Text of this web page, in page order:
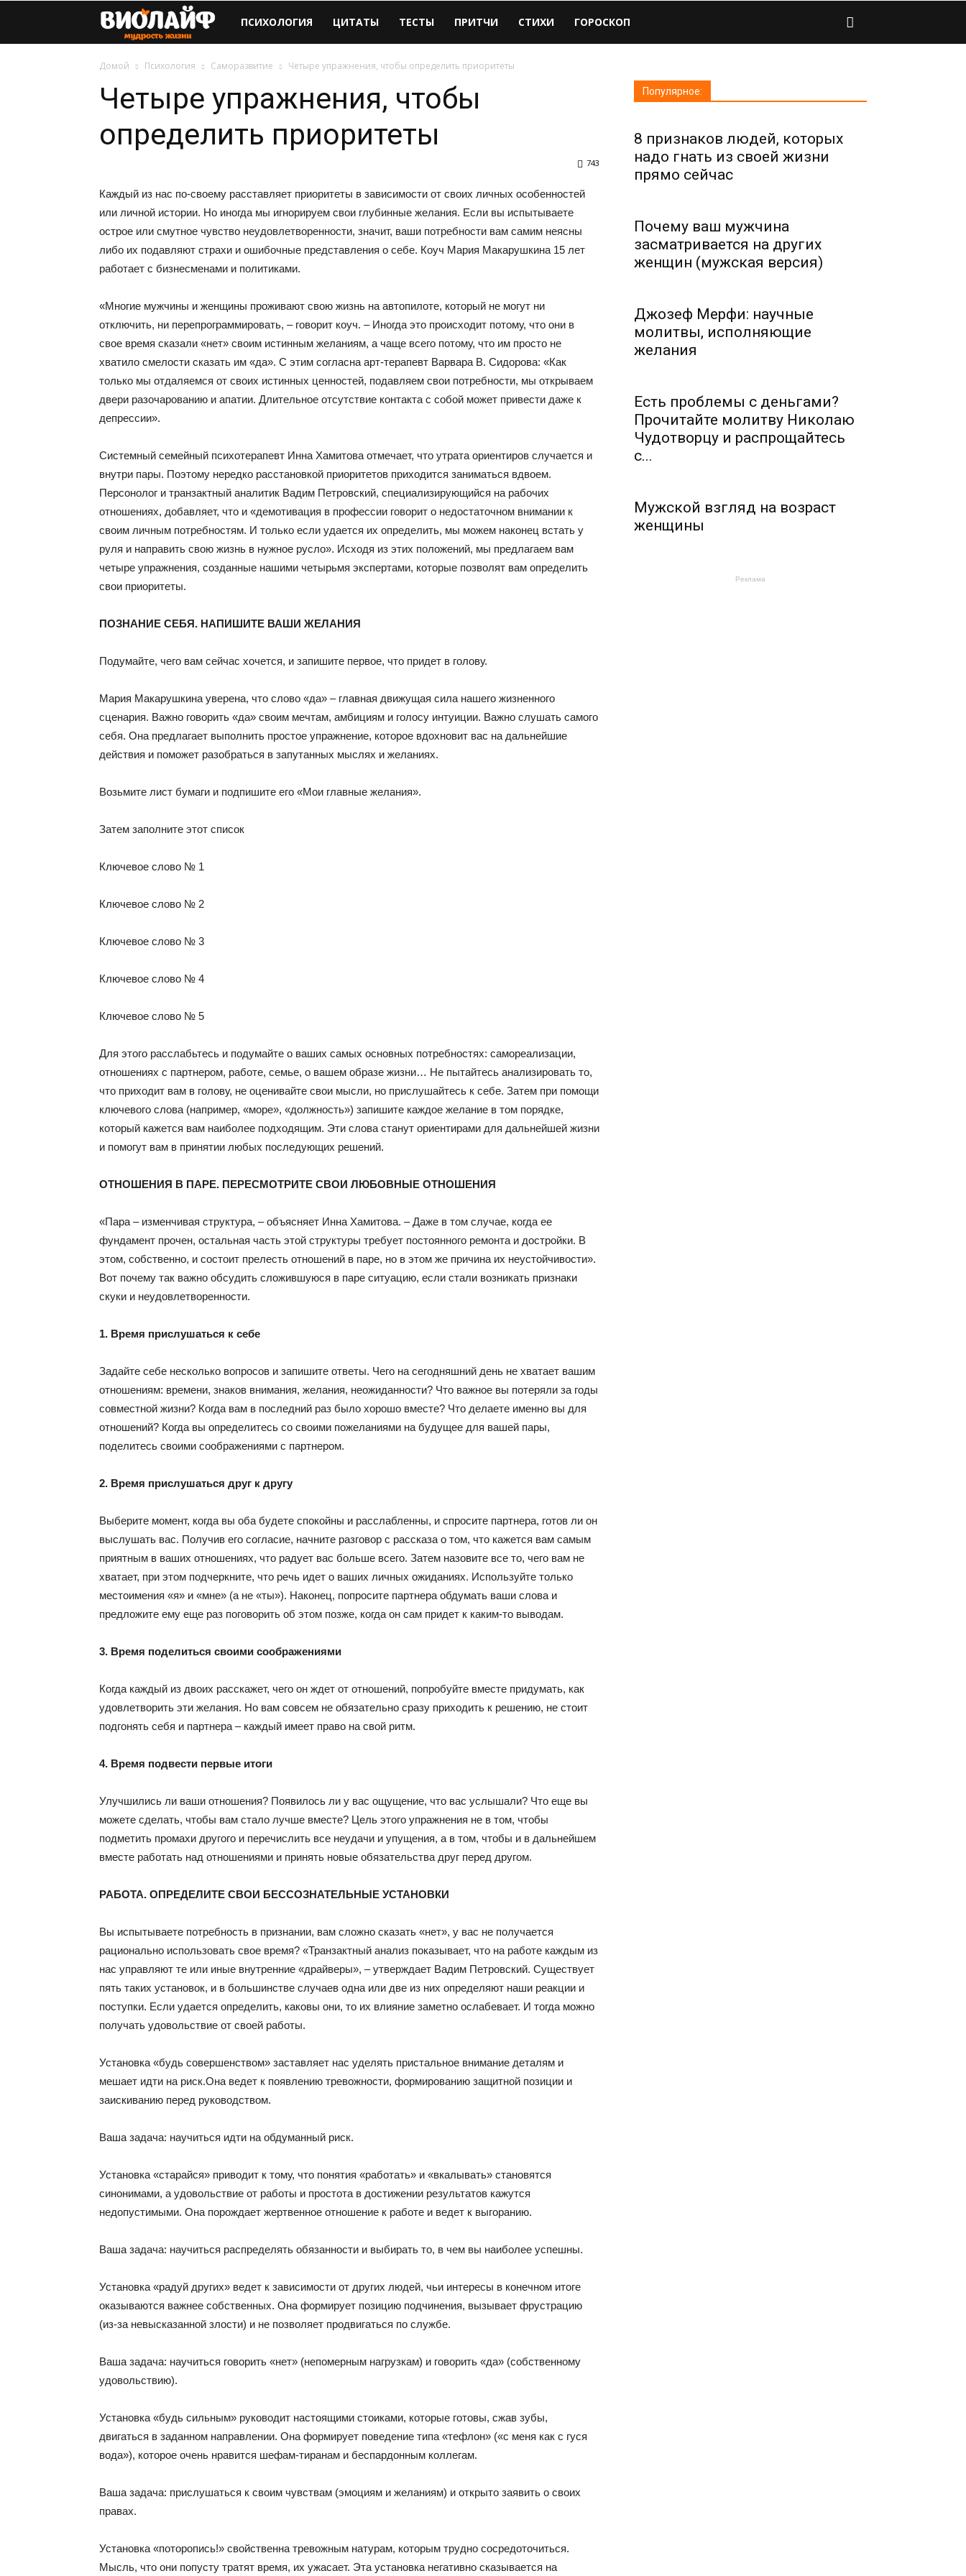
Виолайф
ПСИХОЛОГИЯ ЦИТАТЫ ТЕСТЫ ПРИТЧИ СТИХИ ГОРОСКОП
Домой Психология Саморазвитие Четыре упражнения, чтобы определить приоритеты
Четыре упражнения, чтобы
определить приоритеты
743
Каждый из нас по-своему расставляет приоритеты в зависимости от своих личных особенностей
или личной истории. Но иногда мы игнорируем свои глубинные желания. Если вы испытываете
острое или смутное чувство неудовлетворенности, значит, ваши потребности вам самим неясны
либо их подавляют страхи и ошибочные представления о себе. Коуч Мария Макарушкина 15 лет
работает с бизнесменами и политиками.
«Многие мужчины и женщины проживают свою жизнь на автопилоте, который не могут ни
отключить, ни перепрограммировать, – говорит коуч. – Иногда это происходит потому, что они в
свое время сказали «нет» своим истинным желаниям, а чаще всего потому, что им просто не
хватило смелости сказать им «да». С этим согласна арт-терапевт Варвара В. Сидорова: «Как
только мы отдаляемся от своих истинных ценностей, подавляем свои потребности, мы открываем
двери разочарованию и апатии. Длительное отсутствие контакта с собой может привести даже к
депрессии».
Системный семейный психотерапевт Инна Хамитова отмечает, что утрата ориентиров случается и
внутри пары. Поэтому нередко расстановкой приоритетов приходится заниматься вдвоем.
Персонолог и транзактный аналитик Вадим Петровский, специализирующийся на рабочих
отношениях, добавляет, что и «демотивация в профессии говорит о недостаточном внимании к
своим личным потребностям. И только если удается их определить, мы можем наконец встать у
руля и направить свою жизнь в нужное русло». Исходя из этих положений, мы предлагаем вам
четыре упражнения, созданные нашими четырьмя экспертами, которые позволят вам определить
свои приоритеты.
ПОЗНАНИЕ СЕБЯ. НАПИШИТЕ ВАШИ ЖЕЛАНИЯ
Подумайте, чего вам сейчас хочется, и запишите первое, что придет в голову.
Мария Макарушкина уверена, что слово «да» – главная движущая сила нашего жизненного
сценария. Важно говорить «да» своим мечтам, амбициям и голосу интуиции. Важно слушать самого
себя. Она предлагает выполнить простое упражнение, которое вдохновит вас на дальнейшие
действия и поможет разобраться в запутанных мыслях и желаниях.
Возьмите лист бумаги и подпишите его «Мои главные желания».
Затем заполните этот список
Ключевое слово № 1
Ключевое слово № 2
Ключевое слово № 3
Ключевое слово № 4
Ключевое слово № 5
Для этого расслабьтесь и подумайте о ваших самых основных потребностях: самореализации,
отношениях с партнером, работе, семье, о вашем образе жизни… Не пытайтесь анализировать то,
что приходит вам в голову, не оценивайте свои мысли, но прислушайтесь к себе. Затем при помощи
ключевого слова (например, «море», «должность») запишите каждое желание в том порядке,
который кажется вам наиболее подходящим. Эти слова станут ориентирами для дальнейшей жизни
и помогут вам в принятии любых последующих решений.
ОТНОШЕНИЯ В ПАРЕ. ПЕРЕСМОТРИТЕ СВОИ ЛЮБОВНЫЕ ОТНОШЕНИЯ
«Пара – изменчивая структура, – объясняет Инна Хамитова. – Даже в том случае, когда ее
фундамент прочен, остальная часть этой структуры требует постоянного ремонта и достройки. В
этом, собственно, и состоит прелесть отношений в паре, но в этом же причина их неустойчивости».
Вот почему так важно обсудить сложившуюся в паре ситуацию, если стали возникать признаки
скуки и неудовлетворенности.
1. Время прислушаться к себе
Задайте себе несколько вопросов и запишите ответы. Чего на сегодняшний день не хватает вашим
отношениям: времени, знаков внимания, желания, неожиданности? Что важное вы потеряли за годы
совместной жизни? Когда вам в последний раз было хорошо вместе? Что делаете именно вы для
отношений? Когда вы определитесь со своими пожеланиями на будущее для вашей пары,
поделитесь своими соображениями с партнером.
2. Время прислушаться друг к другу
Выберите момент, когда вы оба будете спокойны и расслабленны, и спросите партнера, готов ли он
выслушать вас. Получив его согласие, начните разговор с рассказа о том, что кажется вам самым
приятным в ваших отношениях, что радует вас больше всего. Затем назовите все то, чего вам не
хватает, при этом подчеркните, что речь идет о ваших личных ожиданиях. Используйте только
местоимения «я» и «мне» (а не «ты»). Наконец, попросите партнера обдумать ваши слова и
предложите ему еще раз поговорить об этом позже, когда он сам придет к каким-то выводам.
3. Время поделиться своими соображениями
Когда каждый из двоих расскажет, чего он ждет от отношений, попробуйте вместе придумать, как
удовлетворить эти желания. Но вам совсем не обязательно сразу приходить к решению, не стоит
подгонять себя и партнера – каждый имеет право на свой ритм.
4. Время подвести первые итоги
Улучшились ли ваши отношения? Появилось ли у вас ощущение, что вас услышали? Что еще вы
можете сделать, чтобы вам стало лучше вместе? Цель этого упражнения не в том, чтобы
подметить промахи другого и перечислить все неудачи и упущения, а в том, чтобы и в дальнейшем
вместе работать над отношениями и принять новые обязательства друг перед другом.
РАБОТА. ОПРЕДЕЛИТЕ СВОИ БЕССОЗНАТЕЛЬНЫЕ УСТАНОВКИ
Вы испытываете потребность в признании, вам сложно сказать «нет», у вас не получается
рационально использовать свое время? «Транзактный анализ показывает, что на работе каждым из
нас управляют те или иные внутренние «драйверы», – утверждает Вадим Петровский. Существует
пять таких установок, и в большинстве случаев одна или две из них определяют наши реакции и
поступки. Если удается определить, каковы они, то их влияние заметно ослабевает. И тогда можно
получать удовольствие от своей работы.
Установка «будь совершенством» заставляет нас уделять пристальное внимание деталям и
мешает идти на риск.Она ведет к появлению тревожности, формированию защитной позиции и
заискиванию перед руководством.
Ваша задача: научиться идти на обдуманный риск.
Установка «старайся» приводит к тому, что понятия «работать» и «вкалывать» становятся
синонимами, а удовольствие от работы и простота в достижении результатов кажутся
недопустимыми. Она порождает жертвенное отношение к работе и ведет к выгоранию.
Ваша задача: научиться распределять обязанности и выбирать то, в чем вы наиболее успешны.
Установка «радуй других» ведет к зависимости от других людей, чьи интересы в конечном итоге
оказываются важнее собственных. Она формирует позицию подчинения, вызывает фрустрацию
(из-за невысказанной злости) и не позволяет продвигаться по службе.
Ваша задача: научиться говорить «нет» (непомерным нагрузкам) и говорить «да» (собственному
удовольствию).
Установка «будь сильным» руководит настоящими стоиками, которые готовы, сжав зубы,
двигаться в заданном направлении. Она формирует поведение типа «тефлон» («с меня как с гуся
вода»), которое очень нравится шефам-тиранам и беспардонным коллегам.
Ваша задача: прислушаться к своим чувствам (эмоциям и желаниям) и открыто заявить о своих
правах.
Установка «поторопись!» свойственна тревожным натурам, которым трудно сосредоточиться.
Мысль, что они попусту тратят время, их ужасает. Эта установка негативно сказывается на
Популярное:
8 признаков людей, которых
надо гнать из своей жизни
прямо сейчас
Почему ваш мужчина
засматривается на других
женщин (мужская версия)
Джозеф Мерфи: научные
молитвы, исполняющие
желания
Есть проблемы с деньгами?
Прочитайте молитву Николаю
Чудотворцу и распрощайтесь
с...
Мужской взгляд на возраст
женщины
Реклама